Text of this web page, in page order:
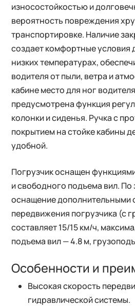
износостойкостью и
вероятность повреждения
транспортировке. Наличие
создает комфортные условия
низких температурах,
водителя от пыли, ветра и
кабине место для ног
предусмотрена функция
колонки и сиденья. Ручка с
покрытием на стойке кабины
удобной.
Погрузчик оснащен
и свободного подъема вил.
оснащение дополнительными
передвижения погрузчика (с
составляет 15/15 км/ч,
подъема вил — 4.8 м,
Особенности и
Высокая скорость
гидравлической системы.